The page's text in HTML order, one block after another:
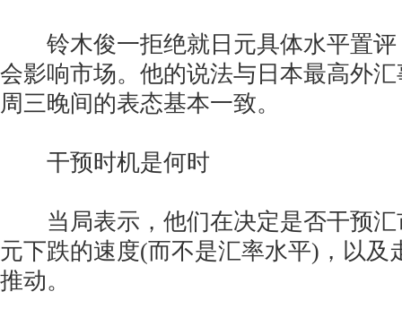
铃木俊一拒绝就日元具体水平置评
会影响市场。他的说法与日本最高外
周三晚间的表态基本一致。
干预时机是何时
当局表示，他们在决定是否干预汇
元下跌的速度(而不是汇率水平)，以及
推动。